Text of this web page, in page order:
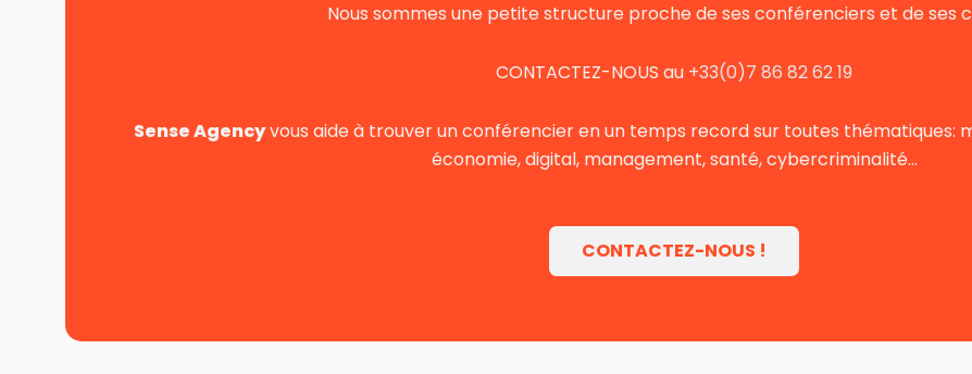
Nous sommes une petite structure proche de ses conférenciers et de ses
CONTACTEZ-NOUS au +33(0)7 86 82 62 19
Sense Agencyvous aide à trouver un conférencier en un temps record sur toutes thématiques:
économie, digital, management, santé, cybercriminalité…
CONTACTEZ-NOUS !